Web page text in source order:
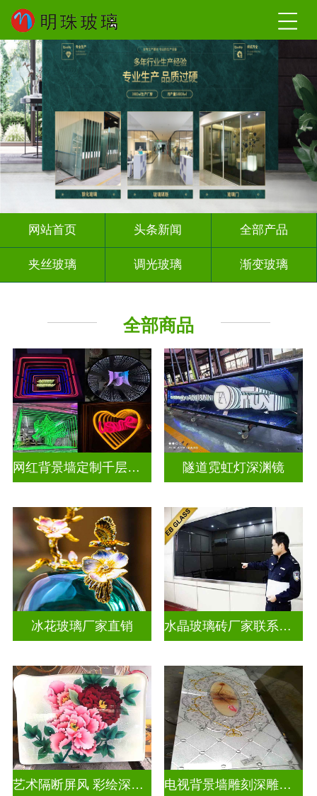
网站首页 头条新闻 全部产品
夹丝玻璃 调光玻璃 渐变玻璃
其它玻璃
全部商品
网红背景墙定制千层镜深渊镜 隧道霓虹灯深渊镜
冰花玻璃厂家直销 水晶玻璃砖厂家联系方式
艺术隔断屏风 彩绘深雕浮雕玻璃 电视背景墙雕刻深雕双面效果